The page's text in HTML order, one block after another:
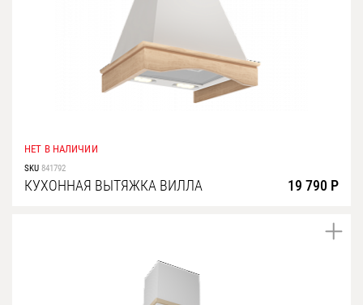
НЕТ В НАЛИЧИИ
SKU 841792
КУХОННАЯ ВЫТЯЖКА ВИЛЛА 19 790 Р